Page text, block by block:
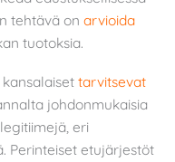
tehtävä on arvioida
tuotoksia.
tarvitsevat
johdonmukaisia
eri
Perinteiset etujärjestöt